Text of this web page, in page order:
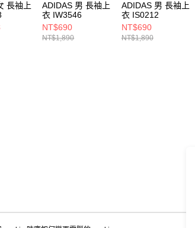
長袖上
ADIDAS 男 長袖上
衣 IW3546
NT$690
NT$1,890
ADIDAS 男 長袖上
衣 IS0212
NT$690
NT$1,890